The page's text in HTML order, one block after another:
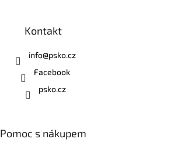
Kontakt
info@psko.cz
Facebook
psko.cz
Pomoc s nákupem